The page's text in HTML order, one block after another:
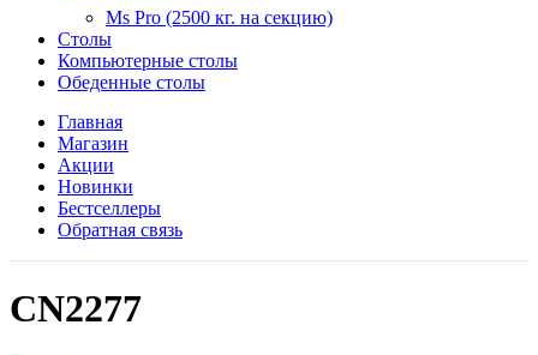
Ms Pro (2500 кг. на секцию)
Столы
Компьютерные столы
Обеденные столы
Главная
Магазин
Акции
Новинки
Бестселлеры
Обратная связь
CN2277